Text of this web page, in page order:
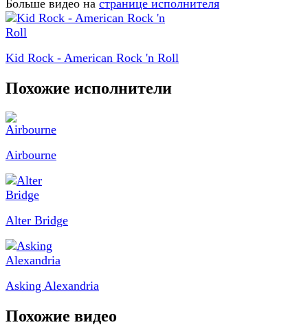
Больше видео на странице исполнителя
Kid Rock - American Rock 'n Roll
Похожие исполнители
Airbourne
Alter Bridge
Asking Alexandria
Похожие видео